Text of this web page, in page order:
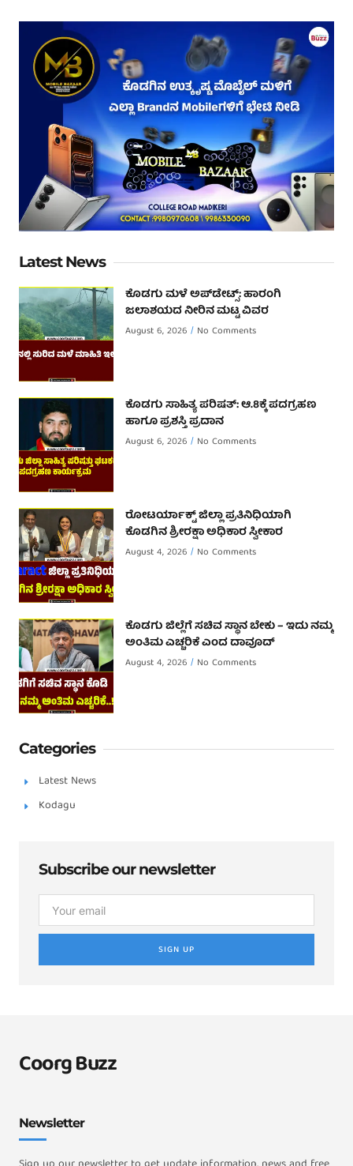
Latest News
ಕೊಡಗು ಮಳೆ ಅಪ್‌ಡೇಟ್ಸ್: ಹಾರಂಗಿ
ಜಲಾಶಯದ ನೀರಿನ ಮಟ್ಟ ವಿವರ
August 6, 2026 No Comments
ಕೊಡಗು ಸಾಹಿತ್ಯ ಪರಿಷತ್: ಆ.8ಕ್ಕೆ ಪದಗ್ರಹಣ
ಹಾಗೂ ಪ್ರಶಸ್ತಿ ಪ್ರದಾನ
August 6, 2026 No Comments
ರೋಟರ್ಯಾಕ್ಟ್ ಜಿಲ್ಲಾ ಪ್ರತಿನಿಧಿಯಾಗಿ
ಕೊಡಗಿನ ಶ್ರೀರಕ್ಷಾ ಅಧಿಕಾರ ಸ್ವೀಕಾರ
August 4, 2026 No Comments
ಕೊಡಗು ಜಿಲ್ಲೆಗೆ ಸಚಿವ ಸ್ಥಾನ ಬೇಕು – ಇದು ನಮ್ಮ
ಅಂತಿಮ ಎಚ್ಚರಿಕೆ ಎಂದ ದಾವೂದ್ ‌
August 4, 2026 No Comments
Categories
Latest News
Kodagu
Subscribe our newsletter
SIGN UP
Coorg Buzz
Newsletter